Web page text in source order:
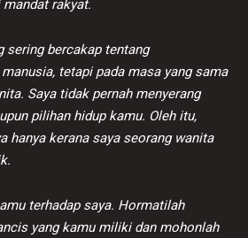
rakyat.
sering bercakap tentang
tetapi pada masa yang sama
Saya tidak pernah menyerang
pilihan hidup kamu. Oleh itu,
hanya kerana saya seorang wanita
terhadap saya. Hormatilah
yang kamu miliki dan mohonlah